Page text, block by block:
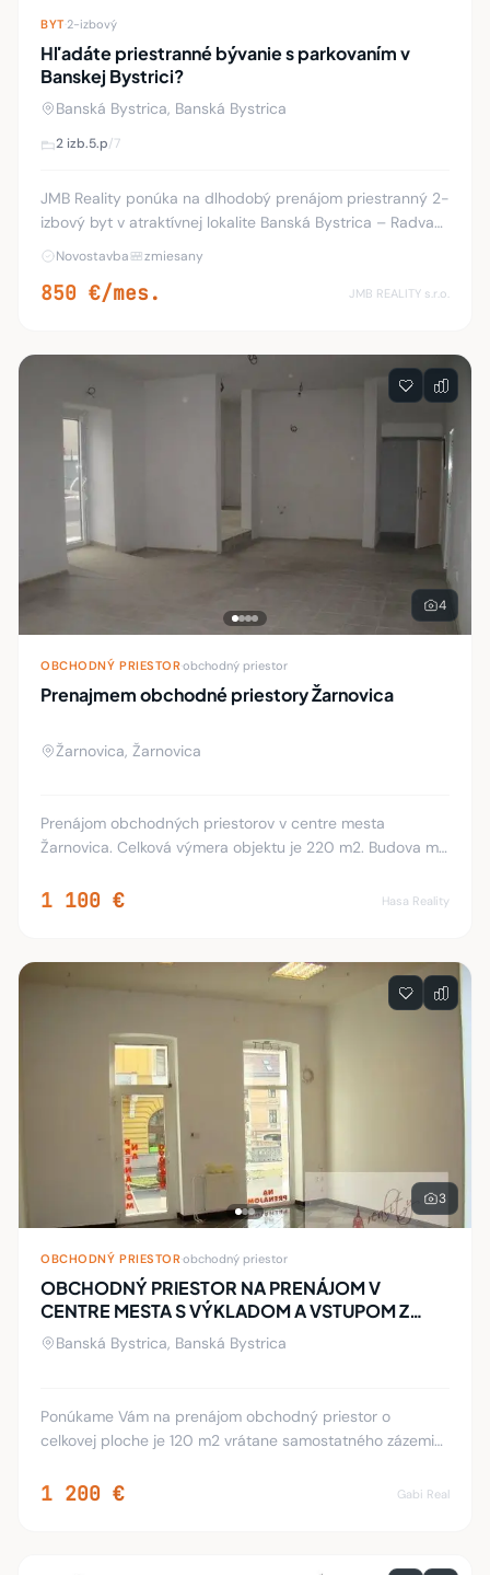
BYT· 2-izbový
Hľadáte priestranné bývanie s parkovaním v
Banskej Bystrici?
Banská Bystrica, Banská Bystrica
2 izb.5.p/7
JMB Reality ponúka na dlhodobý prenájom priestranný 2-
izbový byt v atraktívnej lokalite Banská Bystrica – Radvaň,
Dlhá ulica. Ak hľadáte moderné bývanie s dostatkom
Novostavba zmiesany
850 €/mes. JMB REALITY s.r.o.
4
OBCHODNÝ PRIESTOR·obchodný priestor
Prenajmem obchodné priestory Žarnovica
Žarnovica, Žarnovica
Prenájom obchodných priestorov v centre mesta
Žarnovica. Celková výmera objektu je 220 m2. Budova má
V priestoroch budovy sa nachádzajú 3 x soc. za
1 100 € Hasa Reality
3
OBCHODNÝ PRIESTOR·obchodný priestor
OBCHODNÝ PRIESTOR NA PRENÁJOM V
CENTRE MESTA S VÝKLADOM A VSTUPOM Z
ULICE
Banská Bystrica, Banská Bystrica
Ponúkame Vám na prenájom obchodný priestor o
celkovej ploche je 120 m2 vrátane samostatného zázemia,
plynový kotol na vykurovanie. V priestore je
1 200 € Gabi Real